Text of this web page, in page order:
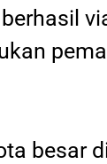
besar